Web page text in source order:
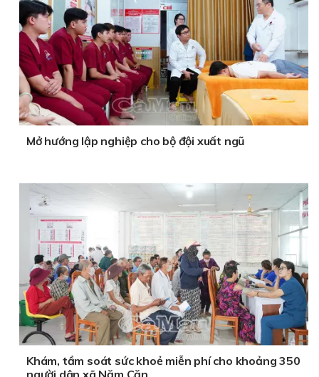
Mở hướng lập nghiệp cho bộ đội xuất ngũ
Khám, tầm soát sức khoẻ miễn phí cho khoảng 350